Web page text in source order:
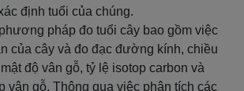
định tuổi của chúng.
pháp đo tuổi cây bao gồm việc
của cây và đo đạc đường kính, chiều
độ vân gỗ, tỷ lệ isotop carbon và
vân gỗ. Thông qua việc phân tích các